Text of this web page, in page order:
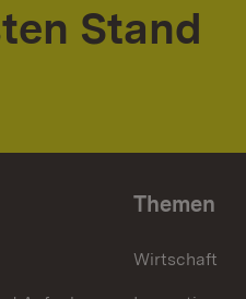
Stand
Themen
Wirtschaft